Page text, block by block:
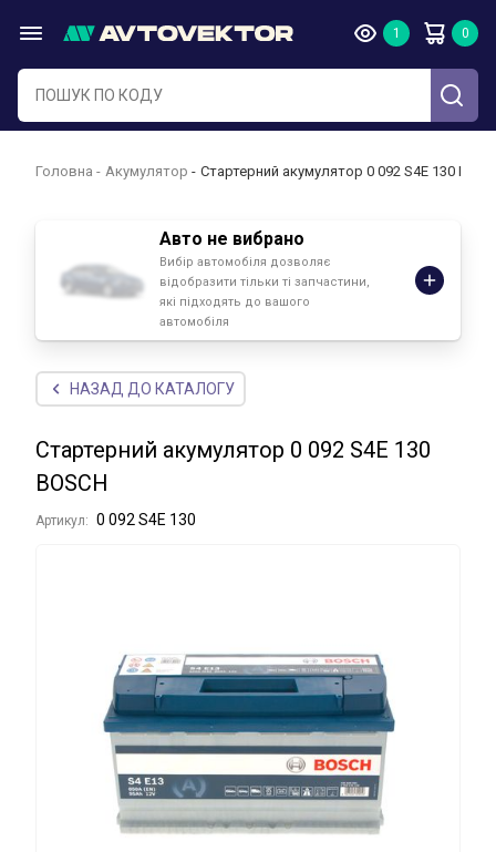
Головна Акумулятор Стартерний акумулятор 0 092 S4E 130
Авто не вибрано
Вибір автомобіля дозволяє
відобразити тільки ті запчастини,
які підходять до вашого
автомобіля
НАЗАД ДО КАТАЛОГУ
Стартерний акумулятор 0 092 S4E 130
BOSCH
Артикул: 0 092 S4E 130